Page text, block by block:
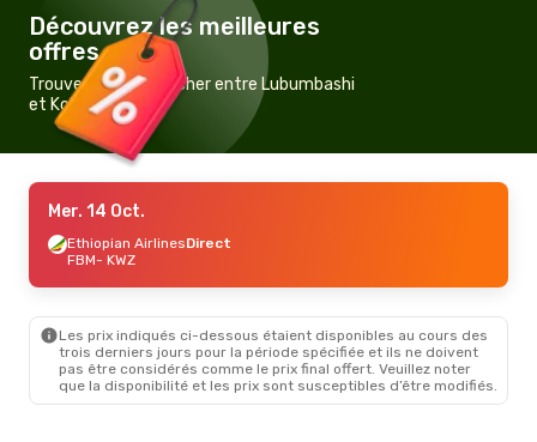
Découvrez les meilleures
offres
Trouvez un vol pas cher entre Lubumbashi
et Kolwezi
Mer. 14 Oct.
Ethiopian AirlinesDirect
FBM- KWZ
Les prix indiqués ci-dessous étaient disponibles au cours des
trois derniers jours pour la période spécifiée et ils ne doivent
pas être considérés comme le prix final offert. Veuillez noter
que la disponibilité et les prix sont susceptibles d’être modifiés.